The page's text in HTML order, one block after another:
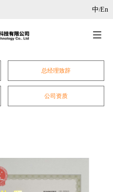
中/En
总经理致辞
公司资质